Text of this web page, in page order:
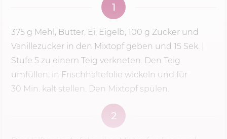
1
375 g Mehl, Butter, Ei, Eigelb, 100 g Zucker und
Vanillezucker in den Mixtopf geben und 15 Sek.
Stufe 5 zu einem Teig verkneten. Den Teig
umfüllen, in Frischhaltefolie wickeln und für
30 Min.
kalt stellen. Den Mixtopf spülen.
2